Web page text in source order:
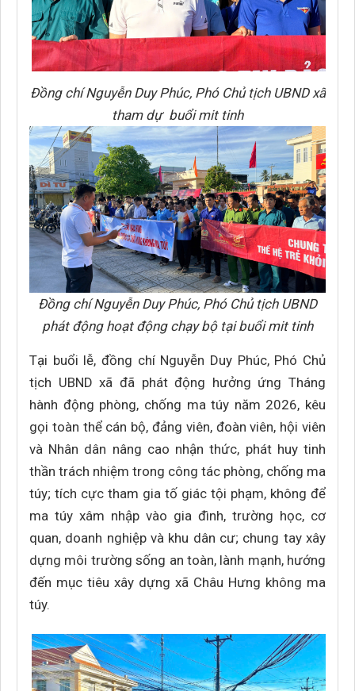
Đồng chí Nguyễn Duy Phúc, Phó Chủ tịch UBND xã
tham dự buổi mit tinh
Đồng chí Nguyễn Duy Phúc, Phó Chủ tịch UBND
phát động hoạt động chạy bộ tại buổi mit tinh
Tại buổi lễ, đồng chí Nguyễn Duy Phúc, Phó Chủ
tịch UBND xã đã phát động hưởng ứng Tháng
hành động phòng, chống ma túy năm 2026, kêu
gọi toàn thể cán bộ, đảng viên, đoàn viên, hội viên
và Nhân dân nâng cao nhận thức, phát huy tinh
thần trách nhiệm trong công tác phòng, chống ma
túy; tích cực tham gia tố giác tội phạm, không để
ma túy xâm nhập vào gia đình, trường học, cơ
quan, doanh nghiệp và khu dân cư; chung tay xây
dựng môi trường sống an toàn, lành mạnh, hướng
đến mục tiêu xây dựng xã Châu Hưng không ma
túy.